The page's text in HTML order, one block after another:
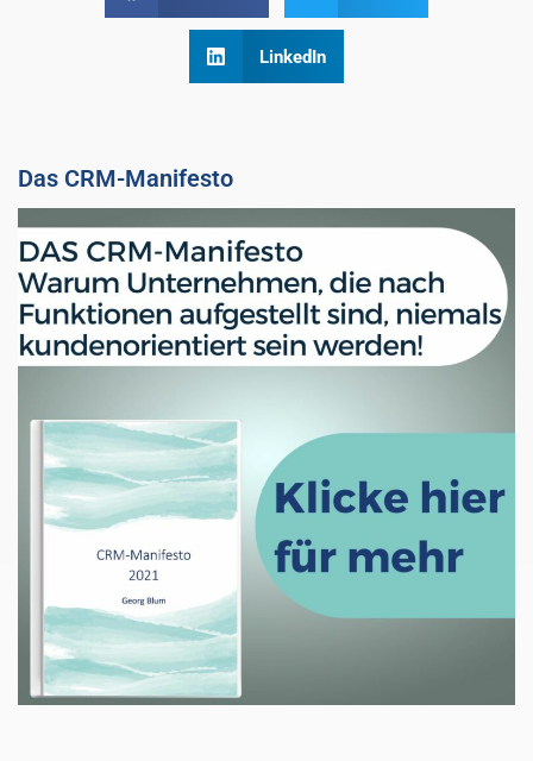
LinkedIn
Das CRM-Manifesto